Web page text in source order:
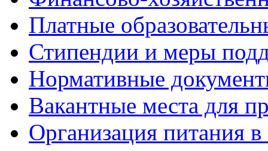
Платные
Стипендии и меры
Нормативные
Вакантные места для
Организация питания в